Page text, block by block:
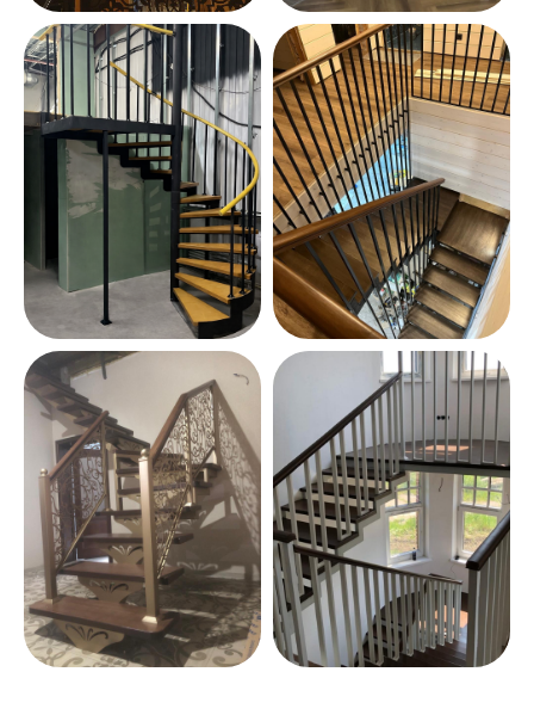
Бесплатная
консультация и точный
расчётв течение часа
Я даю
согласие на обработку персональных
данныхи подтверждаю ознакомление с
Политикой конфиденциальности
Оставить заявку
Лестницы из металла.